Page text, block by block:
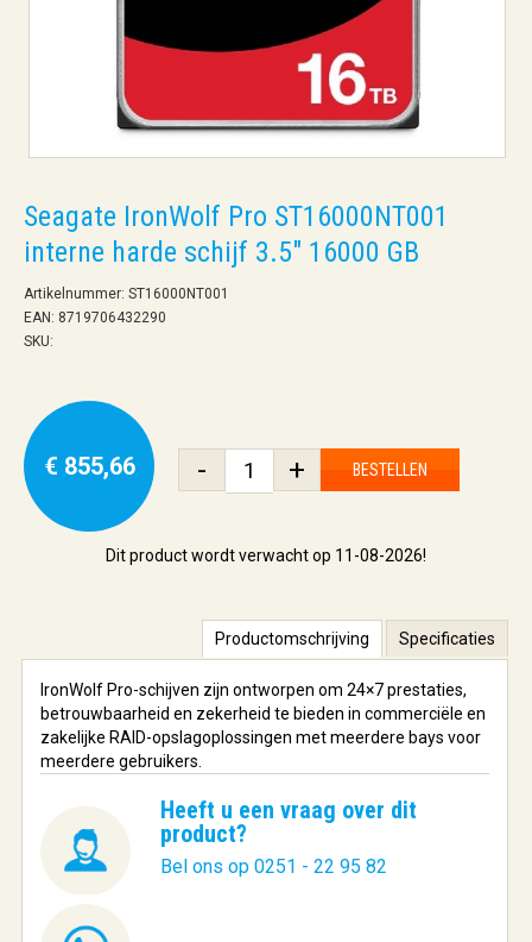
Seagate IronWolf Pro ST16000NT001
interne harde schijf 3.5" 16000 GB
Artikelnummer: ST16000NT001
EAN: 8719706432290
SKU:
€ 855,66 - + BESTELLEN
Dit product wordt verwacht op 11-08-2026!
Productomschrijving Specificaties
IronWolf Pro-schijven zijn ontworpen om 24×7 prestaties,
betrouwbaarheid en zekerheid te bieden in commerciële en
zakelijke RAID-opslagoplossingen met meerdere bays voor
meerdere gebruikers.
Heeft u een vraag over dit
product?
Bel ons op 0251 - 22 95 82